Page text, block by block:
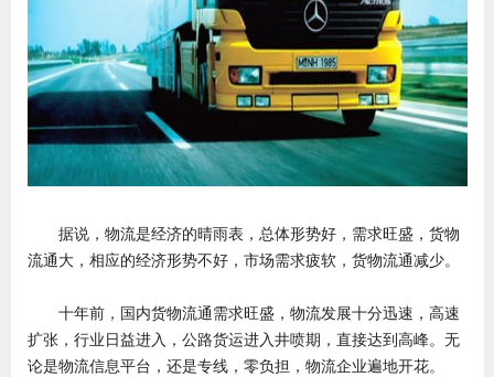
据说，物流是经济的晴雨表，总体形势好，需求旺盛，货物
流通大，相应的经济形势不好，市场需求疲软，货物流通减少。
十年前，国内货物流通需求旺盛，物流发展十分迅速，高速
扩张，行业日益进入，公路货运进入井喷期，直接达到高峰。无
论是物流信息平台，还是专线，零负担，物流企业遍地开花。